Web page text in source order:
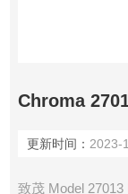
Chroma
更新时间： 2023-
致茂 Model